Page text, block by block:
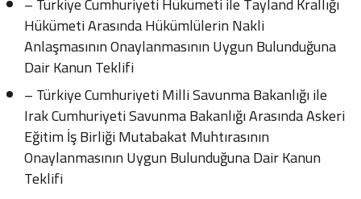
Hükümeti Arasında Hükümlülerin Nakli
Anlaşmasının Onaylanmasının Uygun Bulunduğuna
Dair Kanun Teklifi
– Türkiye Cumhuriyeti Milli Savunma Bakanlığı ile
Irak Cumhuriyeti Savunma Bakanlığı Arasında Askeri
Eğitim İş Birliği Mutabakat Muhtırasının
Onaylanmasının Uygun Bulunduğuna Dair Kanun
Teklifi